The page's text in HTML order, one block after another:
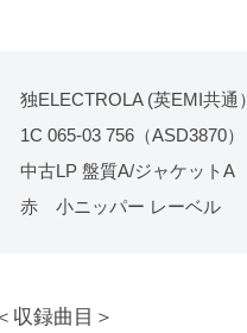
独ELECTROLA (英EMI共通）
1C 065-03 756（ASD3870
中古LP 盤質A/ジャケットA
赤 小ニッパー レーベル
収録曲目＞